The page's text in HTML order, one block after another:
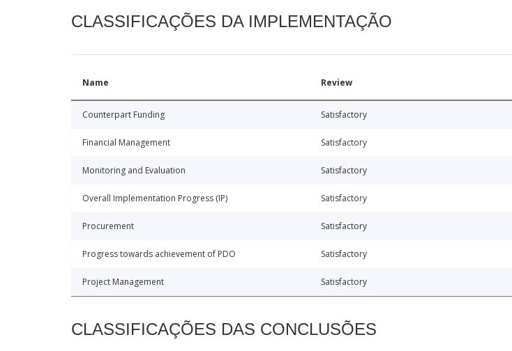
CLASSIFICAÇÕES DA IMPLEMENTAÇÃO
Name Review
Counterpart Funding Satisfactory
Financial Management Satisfactory
Monitoring and Evaluation Satisfactory
Overall Implementation Progress (IP) Satisfactory
Procurement Satisfactory
Progress towards achievement of PDO Satisfactory
Project Management Satisfactory
CLASSIFICAÇÕES DAS CONCLUSÕES